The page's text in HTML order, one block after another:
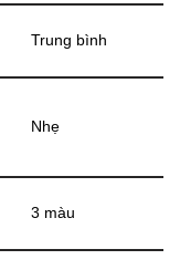
Trung bình
Nhẹ
3 màu